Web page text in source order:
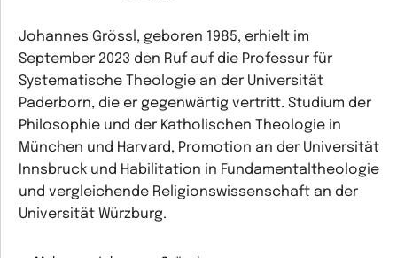
Johannes Grössl, geboren 1985, erhielt im
September 2023 den Ruf auf die Professur für
Systematische Theologie an der Universität
Paderborn, die er gegenwärtig vertritt. Studium der
Philosophie und der Katholischen Theologie in
München und Harvard, Promotion an der Universität
Innsbruck und Habilitation in Fundamentaltheologie
und vergleichende Religionswissenschaft an der
Universität Würzburg.